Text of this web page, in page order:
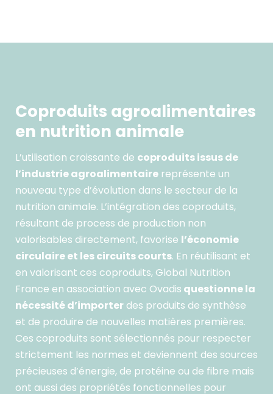
Coproduits agroalimentaires
en nutrition animale
L’utilisation croissante de coproduits issus de
l’industrie agroalimentaire représente un
nouveau type d’évolution dans le secteur de la
nutrition animale. L’intégration des coproduits,
résultant de process de production non
valorisables directement, favorise l’économie
circulaire et les circuits courts. En réutilisant et
en valorisant ces coproduits, Global Nutrition
France en association avec Ovadis questionne la
nécessité d’importer des produits de synthèse
et de produire de nouvelles matières premières.
Ces coproduits sont sélectionnés pour respecter
strictement les normes et deviennent des sources
précieuses d’énergie, de protéine ou de fibre mais
ont aussi des propriétés fonctionnelles pour